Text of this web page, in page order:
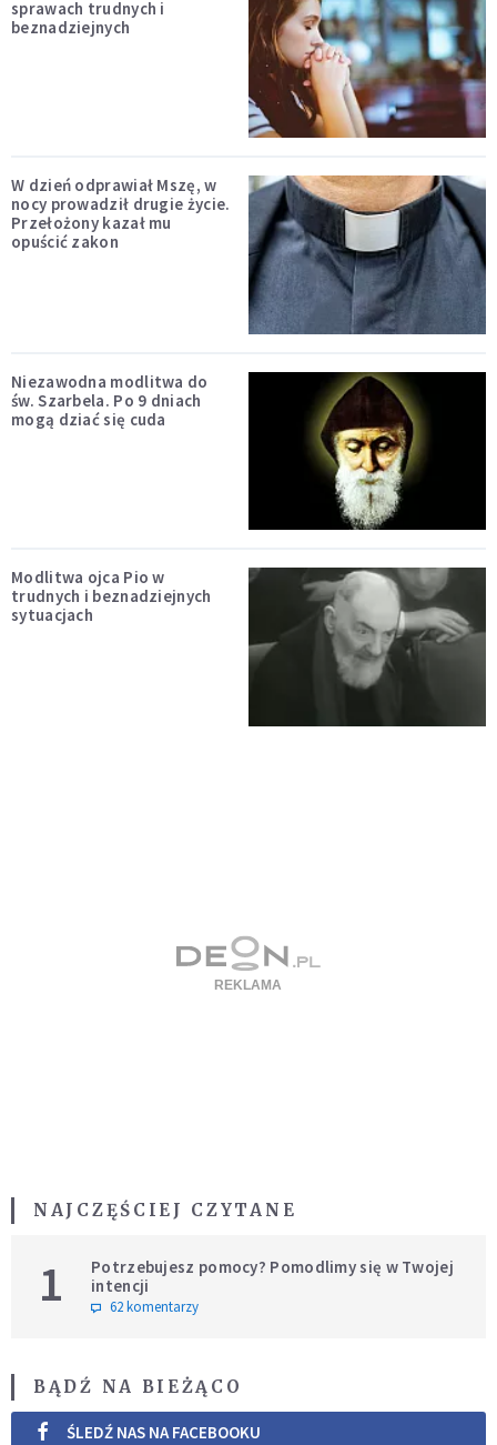
sprawach trudnych i
beznadziejnych
W dzień odprawiał Mszę, w
nocy prowadził drugie życie.
Przełożony kazał mu
opuścić zakon
Niezawodna modlitwa do
św. Szarbela. Po 9 dniach
mogą dziać się cuda
Modlitwa ojca Pio w
trudnych i beznadziejnych
sytuacjach
NAJCZĘŚCIEJ CZYTANE
1
Potrzebujesz pomocy? Pomodlimy się w Twojej
intencji
62 komentarzy
BĄDŹ NA BIEŻĄCO
ŚLEDŹ NAS NA FACEBOOKU